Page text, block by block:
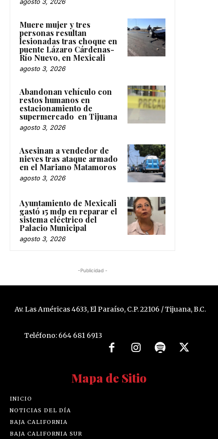
Muere mujer y tres
personas resultan
lesionadas tras choque en
puente Lázaro Cárdenas-
Río Nuevo, en Mexicali
agosto 3, 2026
Abandonan vehículo con
restos humanos en
estacionamiento de
supermercado en Tijuana
agosto 3, 2026
Asesinan a vendedor de
nieves tras ataque armado
en el Mariano Matamoros
agosto 3, 2026
Ayuntamiento de Mexicali
gastó 15 mdp en reparar el
sistema eléctrico del
Palacio Municipal
agosto 3, 2026
-Publicidad -
Av. Las Américas 4633, El Paraíso, C.P. 22106 / Tijuana, B.C.
Teléfono: 664 681 6913
Mapa de Sitio
INICIO
NOTICIAS DEL DÍA
BAJA CALIFORNIA
BAJA CALIFORNIA SUR